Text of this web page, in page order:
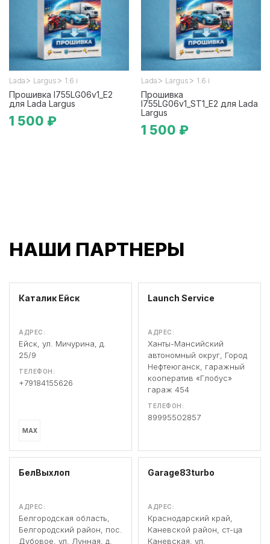
Lada > Largus > 1.6 i
Прошивка I755LG06v1_E2
для Lada Largus
1 500 ₽
Lada > Largus > 1.6 i
Прошивка
I755LG06v1_ST1_E2 для Lada
Largus
1 500 ₽
НАШИ ПАРТНЕРЫ
Каталик Ейск
АДРЕС:
Ейск, ул. Мичурина, д.
25/9
ТЕЛЕФОН:
+79184155626
MAX
Launch Service
АДРЕС:
Ханты-Мансийский
автономный округ, Город
Нефтеюганск, гаражный
кооператив «Глобус»
гараж 454
ТЕЛЕФОН:
89995502857
БелВыхлоп
АДРЕС:
Белгородская область,
Белгородский район, пос.
Дубовое, ул. Лунная, д.
Garage83turbo
АДРЕС:
Краснодарский край,
Каневской район, ст-ца
Каневская, ул.